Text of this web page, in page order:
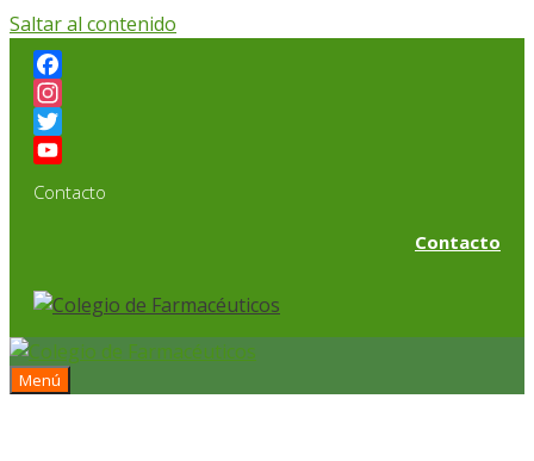
Saltar al contenido
Facebook
Instagram
Twitter
Channel
Contacto
Contacto
Menú